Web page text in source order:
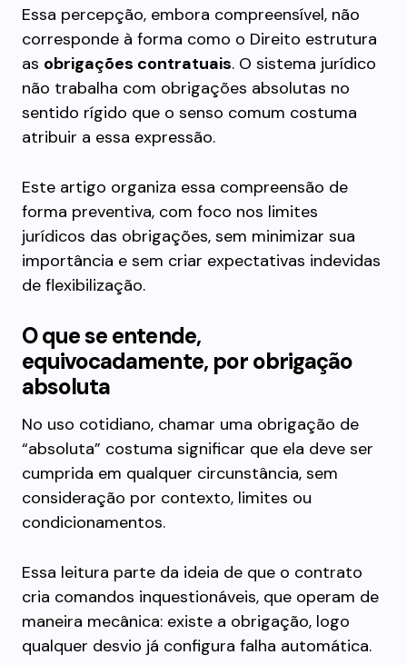
Essa percepção, embora compreensível, não
corresponde à forma como o Direito estrutura
as obrigações contratuais. O sistema jurídico
não trabalha com obrigações absolutas no
sentido rígido que o senso comum costuma
atribuir a essa expressão.
Este artigo organiza essa compreensão de
forma preventiva, com foco nos limites
jurídicos das obrigações, sem minimizar sua
importância e sem criar expectativas indevidas
de flexibilização.
O que se entende,
equivocadamente, por obrigação
absoluta
No uso cotidiano, chamar uma obrigação de
“absoluta” costuma significar que ela deve ser
cumprida em qualquer circunstância, sem
consideração por contexto, limites ou
condicionamentos.
Essa leitura parte da ideia de que o contrato
cria comandos inquestionáveis, que operam de
maneira mecânica: existe a obrigação, logo
qualquer desvio já configura falha automática.